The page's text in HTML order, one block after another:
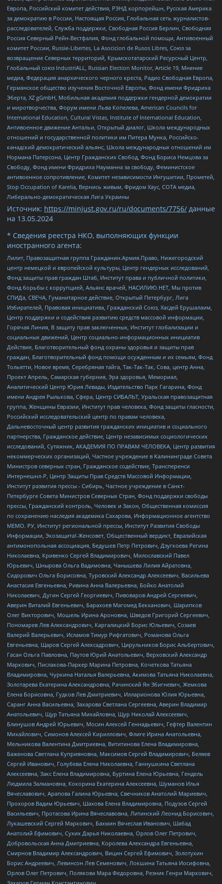
Европа, Российский комитет действия, РЭНД корпорейшн, Русская Америка
за демократию в России, Настоящая Россия, Глобальная сеть журналистов-
расследователей, Служба поддержки, Свободная Россия Берлин, Свободная
Россия Северный Рейн-Вестфалия, Фонд глобальной помощи, Антивоенный
комитет России, Russie-Libertes, La Asocicion de Rusos Libres, Союз за
возвращение Северных территорий, Крымскотатарский Ресурсный Центр,
Глобальный союз IndustriALL, Russian Election Monitor, Article 19, Мнение
медиа, Федерация анархического черного креста, Радио Свободная Европа,
Германское общество изучения Восточной Европы, Фонд имени Фридриха
Эберта, XZ gGmbH, Мобильная академия поддержки гендерной демократии
и миротворчества, Форум имени Льва Копелева, American Councils for
International Education, Cultural Vistas, Institute of International Education,
Антивоенное движение Антальи, Открытый диалог, Школа международных
отношений и государственной политики им Питера Мунка, Российско-
канадский демократический альянс, Школа международных отношений им
Нормана Патерсона, Центр Гражданских Свобод, Фонд Бориса Немцова за
Свободу, Фонд имени Фридриха Науманна за свободу, Феминистское
антивоенное сопротивление, Комитет независимости Ингушетии, Прометей,
Stop Occupation of Karelia, Вернись живым, Фридом Хаус, СОТА медиа,
Либерально-демократическая Лига Украины
Источник: https://minjust.gov.ru/ru/documents/7756/ данные
на 13.05.2024
* Сведения реестра НКО, выполняющих функции
иностранного агента:
Лилит, Правозащитная группа Гражданин.Армия.Право, Нижегородский
центр немецкой и европейской культуры, Центр гендерных исследований,
Фонд защиты прав граждан Штаб, Институт права и публичной политики,
Фонд борьбы с коррупцией, Альянс врачей, НАСИЛИЮ.НЕТ, Мы против
СПИДа, СВЕЧА, Гуманитарное действие, Открытый Петербург, Лига
Избирателей, Правовая инициатива, Гражданский Союз, Хасдей Ерушалаим,
Центр поддержки и содействия развитию средств массовой информации,
Горячая Линия, В защиту прав заключенных, Институт глобализации и
социальных движений, Центр социально-информационных инициатив
Действие, Благотворительный фонд охраны здоровья и защиты прав
граждан, Благотворительный фонд помощи осужденным и их семьям, Фонд
Тольятти, Новое время, Серебряная тайга, Так-Так-Так, Сова, центр Анна,
Проект Апрель, Самарская губерния, Эра здоровья, Мемориал,
Аналитический Центр Юрия Левады, Издательство Парк Гагарина, Фонд
имени Андрея Рылькова, Сфера, Центр СИБАЛЬТ, Уральская правозащитная
группа, Женщины Евразии, Институт прав человека, Фонд защиты гласности,
Российский исследовательский центр по правам человека,
Дальневосточный центр развития гражданских инициатив и социального
партнерства, Гражданское действие, Центр независимых социологических
исследований, Сутяжник, АКАДЕМИЯ ПО ПРАВАМ ЧЕЛОВЕКА, Центр развития
некоммерческих организаций, Частное учреждение в Калининграде Совета
Министров северных стран, Гражданское содействие, Трансперенси
Интернешнл-Р, Центр Защиты Прав Средств Массовой Информации,
Институт развития прессы - Сибирь, Частное учреждение в Санкт-
Петербурге Совета Министров Северных Стран, Фонд поддержки свободы
прессы, Гражданский контроль, Человек и Закон, Общественная комиссия
по сохранению наследия академика Сахарова, Информационное агентство
МЕМО. РУ, Институт региональной прессы, Институт Развития Свободы
Информации, Экозащита!-Женсовет, Общественный вердикт, Евразийская
антимонопольная ассоциация, Бедушев Петр Петрович, Дзугкоева Регина
Николаевна, Кривенко Сергей Владимирович, Милославский Павел
Юрьевич, Шнырова Ольга Вадимовна, Чанышева Лилия Айратовна,
Сидорович Ольга Борисовна, Туровский Александр Алексеевич, Васильева
Анастасия Евгеньевна, Ривина Анна Валерьевна, Бойко Анатолий
Николаевич, Дугин Сергей Георгиевич, Пивоваров Андрей Сергеевич,
Аверин Виталий Евгеньевич, Барахоев Магомед Бекханович, Шарипков
Олег Викторович, Мошель Ирина Ароновна, Шведов Григорий Сергеевич,
Пономарев Лев Александрович, Каргалицкий Борис Юльевич, Созаев
Валерий Валерьевич, Исламов Тимур Рифгатович, Романова Ольга
Евгеньевна, Щаров Сергей Алексадрович, Цирульников Борис Альбертович,
Гасан Ольга Павловна, Паутов Юрий Анатольевич, Верховский Александр
Маркович, Пислакова-Паркер Марина Петровна, Кочеткова Татьяна
Владимировна, Чуркина Наталья Валерьевна, Акимова Татьяна Николаевна,
Золотарева Екатерина Александровна, Рачинский Ян Збигневич, Жемкова
Елена Борисовна, Гудков Лев Дмитриевич, Илларионова Юлия Юрьевна,
Саранг Анна Васильевна, Захарова Светлана Сергеевна, Аверин Владимир
Анатольевич, Щур Татьяна Михайловна, Щур Николай Алексеевич,
Блинушов Андрей Юрьевич, Мосин Алексей Геннадьевич, Гефтер Валентин
Михайлович, Симонов Алексей Кириллович, Флиге Ирина Анатольевна,
Мельникова Валентина Дмитриевна, Вититинова Елена Владимировна,
Баженова Светлана Куприяновна, Максимов Сергей Владимирович, Беляев
Сергей Иванович, Голубева Елена Николаевна, Ганнушкина Светлана
Алексеевна, Закс Елена Владимировна, Буртина Елена Юрьевна, Гендель
Людмила Залмановна, Кокорина Екатерина Алексеевна, Шуманов Илья
Вячеславович, Арапова Галина Юрьевна, Свечников Анатолий Мариевич,
Прохоров Вадим Юрьевич, Шахова Елена Владимировна, Подузов Сергей
Васильевич, Протасова Ирина Вячеславовна, Литинский Леонид Борисович,
Лукашевский Сергей Маркович, Бахмин Вячеслав Иванович, Шабад
Анатолий Ефимович, Сухих Дарья Николаевна, Орлов Олег Петрович,
Добровольская Анна Дмитриевна, Королева Александра Евгеньевна,
Смирнов Владимир Александрович, Вицин Сергей Ефимович, Золотухин
Борис Андреевич, Левинсон Лев Семенович, Локшина Татьяна Иосифовна,
Орлов Олег Петрович, Полякова Мара Федоровна, Резник Генри Маркович,